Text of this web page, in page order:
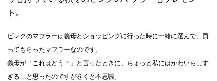
ト。
ピンクのマフラーは義母とショッピングに行った時に一緒に選んで、買
ってもらったマフラーなのです。
義母が「これはどう？」と言ったときに、ちょっと私にはかわいらしす
ぎる…と思ったのですが巻くと不思議。